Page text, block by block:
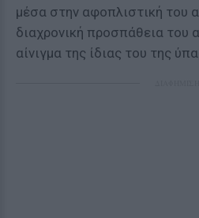
μέσα στην αφοπλιστική του
διαχρονική προσπάθεια του
αίνιγμα της ίδιας του της